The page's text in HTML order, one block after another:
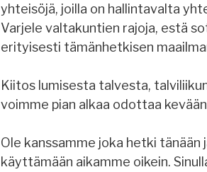
yhteisöjä, joilla on hallintavalta
Varjele valtakuntien rajoja, estä
erityisesti tämänhetkisen
Kiitos lumisesta talvesta,
voimme pian alkaa odottaa
Ole kanssamme joka hetki tänään
käyttämään aikamme oikein.